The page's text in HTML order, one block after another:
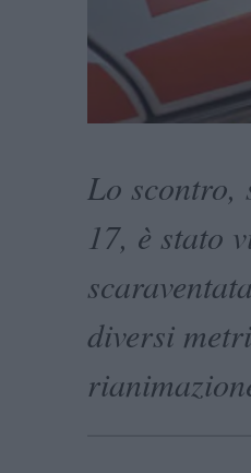
Lo scontro,
17, è stato
diversi